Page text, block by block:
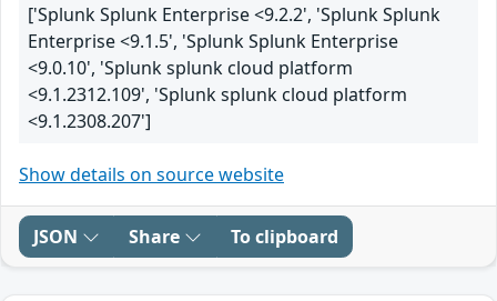
['Splunk Splunk Enterprise <9.2.2', 'Splunk Splunk
Enterprise <9.1.5', 'Splunk Splunk Enterprise
<9.0.10', 'Splunk splunk cloud platform
<9.1.2312.109', 'Splunk splunk cloud platform
<9.1.2308.207']
Show details on source website
JSON Share To clipboard